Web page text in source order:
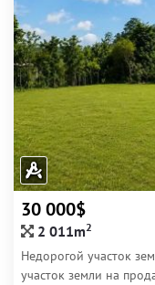
30 000$
2 011m2
Недорогой участок
участок земли на